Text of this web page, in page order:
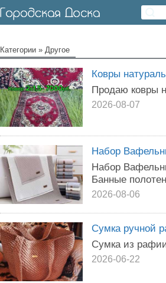
Категории » Другое
Ковры
Продаю ковры
2026-08-07
Набор
Набор
Банные
2026-08-06
Сумка ручной
Сумка из
2026-06-22